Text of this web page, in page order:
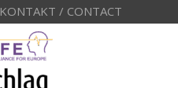
KONTAKT / CONTACT